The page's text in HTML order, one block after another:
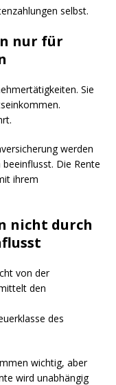
selbst.
nur für
Sie
werden
Die Rente
ihrem
nicht durch
von der
den
des
wichtig, aber
wird unabhängig